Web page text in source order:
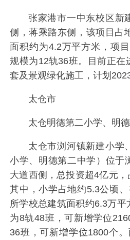
张家港市一中东校区新
侧，蒋乘路东侧，该项目占
面积约为4.2万平方米，项
规模为12轨36班。目前正在
套及景观绿化施工，计划
太仓市
太仓明德第二小学、明
太仓市浏河镇新建小学
小学、明德第二中学）位于
大道西侧，总投资超4亿元，
其中，小学占地约5.3公顷
所学校总建筑面积约6.3万平
为8轨48班，可新增学位
36班，可新增学位1800个